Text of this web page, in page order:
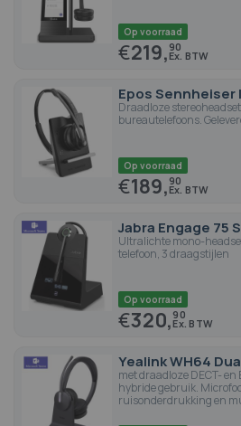
Op voorraad
€219,90
Epos Sennheiser
Draadloze
bureautelefoons.
Op voorraad
€189,90
Jabra Engage 75
Ultralichte mono-
telefoon, 3 draagstijlen
Op voorraad
€320,90
Yealink WH64
met draadloze DECT-
hybride gebruik.
ruisonderdrukking en